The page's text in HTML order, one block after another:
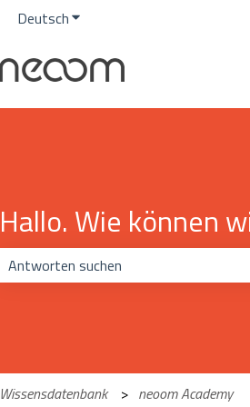
DeutschUntermenü für
Hallo. Wie können
Wissensdatenbank neoom Academy